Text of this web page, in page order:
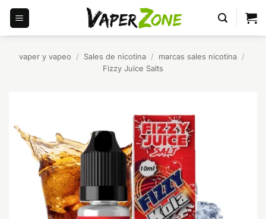
Saltar
contenido
vaper y vapeo / Sales de nicotina / marcas sales nicotina /
Fizzy Juice Salts